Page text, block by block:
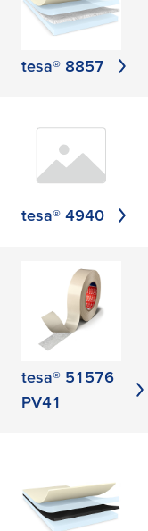
tesa® 8857
tesa® 4940
tesa® 51576
PV41